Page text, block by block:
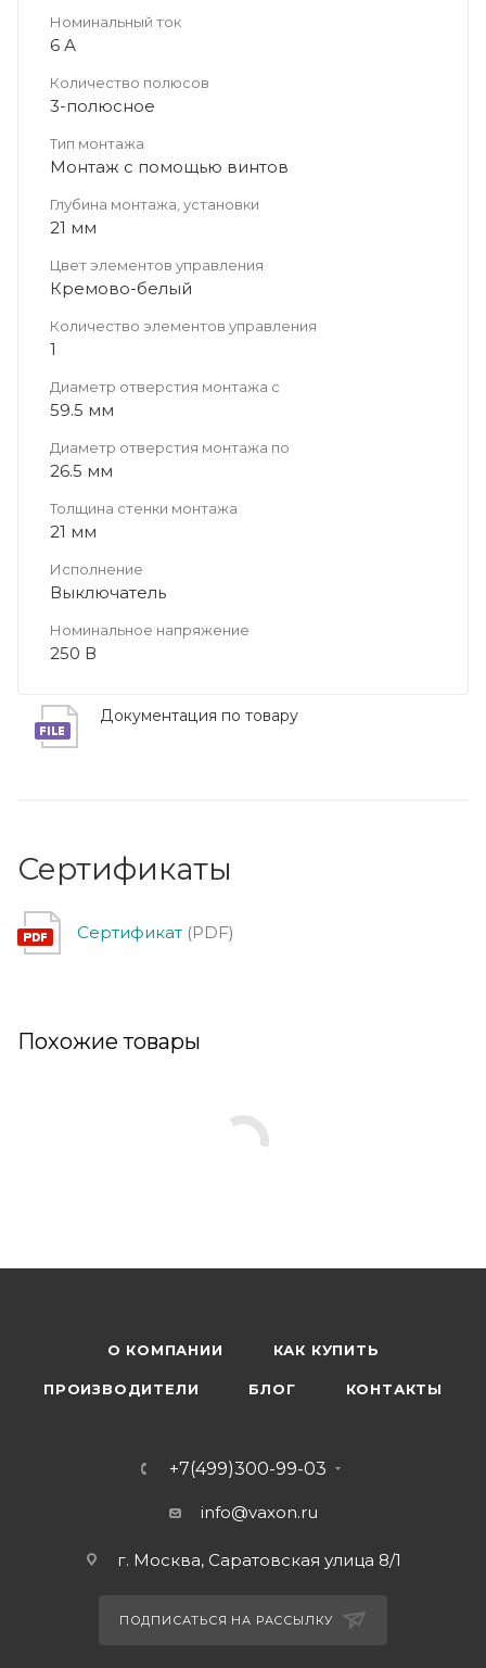
Номинальный ток
6 А
Количество полюсов
3-полюсное
Тип монтажа
Монтаж с помощью винтов
Глубина монтажа, установки
21 мм
Цвет элементов управления
Кремово-белый
Количество элементов управления
1
Диаметр отверстия монтажа с
59.5 мм
Диаметр отверстия монтажа по
26.5 мм
Толщина стенки монтажа
21 мм
Исполнение
Выключатель
Номинальное напряжение
250 В
Документация по товару
Сертификаты
Сертификат (PDF)
Похожие товары
О КОМПАНИИ КАК КУПИТЬ
ПРОИЗВОДИТЕЛИ БЛОГ КОНТАКТЫ
+7(499)300-99-03
info@vaxon.ru
г. Москва, Саратовская улица 8/1
ПОДПИСАТЬСЯ НА РАССЫЛКУ